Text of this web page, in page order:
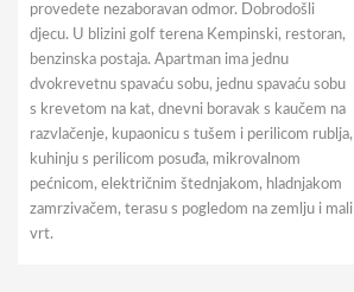
provedete nezaboravan odmor. Dobrodošli
djecu. U blizini golf terena Kempinski, restoran,
benzinska postaja. Apartman ima jednu
dvokrevetnu spavaću sobu, jednu spavaću sobu
s krevetom na kat, dnevni boravak s kaučem na
razvlačenje, kupaonicu s tušem i perilicom rublja,
kuhinju s perilicom posuđa, mikrovalnom
pećnicom, električnim štednjakom, hladnjakom
zamrzivačem, terasu s pogledom na zemlju i mali
vrt.